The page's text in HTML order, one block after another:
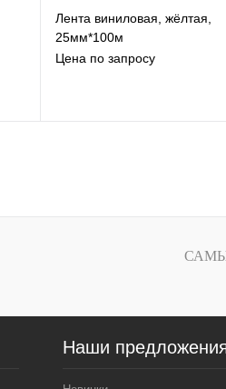
Лента виниловая, жёлтая,
25мм*100м
Цена по запросу
Наши